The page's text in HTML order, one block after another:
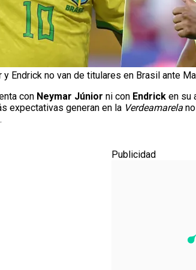
y Endrick no van de titulares en Brasil ante
con Neymar Júnior ni con Endrick en su
expectativas generan en la Verdeamarela
.
Publicidad